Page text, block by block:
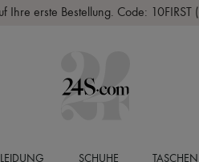
Ihre erste Bestellung. Code: 10FIRST
SCHUHE TASCHEN